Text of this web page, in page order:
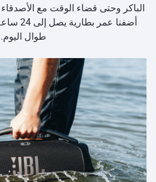
الباكر وحتى قضاء الوقت مع
أضفنا
طوال اليوم.